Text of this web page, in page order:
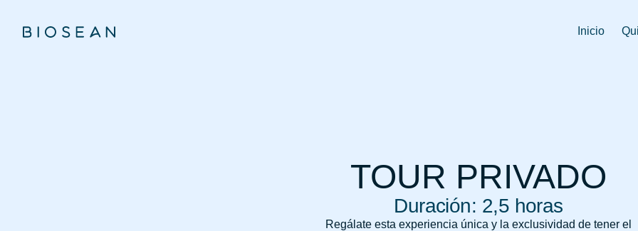
Inicio
TOUR PRIVADO
Duración: 2,5 horas
Regálate esta experiencia única y la exclusividad de tener el